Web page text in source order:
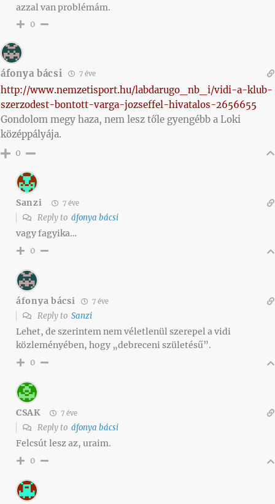
azzal van problémám.
0
áfonya bácsi 7 éve
http://www.nemzetisport.hu/labdarugo_nb_i/vidi-a-klub-
szerzodest-bontott-varga-jozseffel-hivatalos-2656655
Gondolom megy haza, nem lesz tőle gyengébb a Loki
középpályája.
0
Sanzi 7 éve
Reply to áfonya bácsi
vagy fagyika…
0
áfonya bácsi 7 éve
Reply to Sanzi
Lehet, de szerintem nem véletlenül szerepel a vidi
közleményében, hogy „debreceni születésű”.
0
CSAK 7 éve
Reply to áfonya bácsi
Felcsút lesz az, uraim.
0